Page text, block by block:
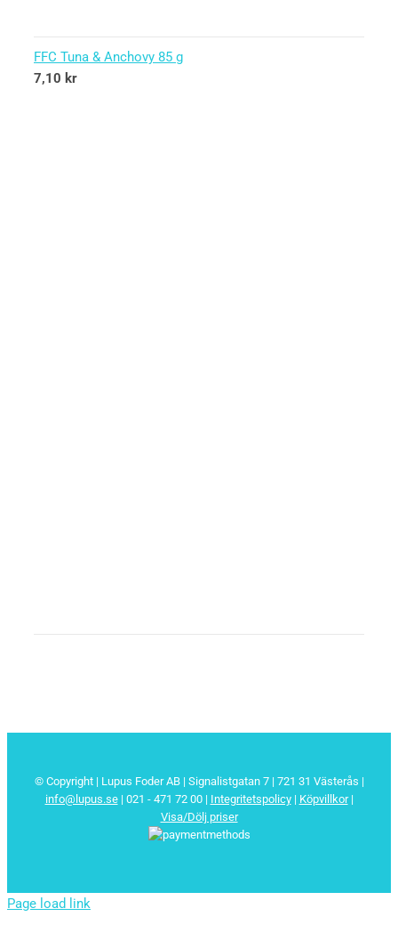
FFC Tuna & Anchovy 85 g
7,10 kr
© Copyright | Lupus Foder AB | Signalistgatan 7 | 721 31 Västerås |
info@lupus.se| 021 - 471 72 00 | Integritetspolicy| Köpvillkor|
Visa/Dölj priser
Page load link